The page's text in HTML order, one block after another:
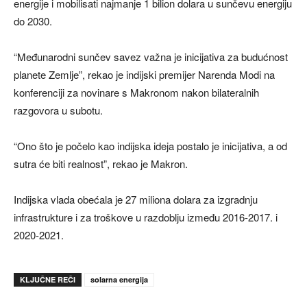
energije i mobilisati najmanje 1 bilion dolara u sunčevu energiju
do 2030.
“Međunarodni sunčev savez važna je inicijativa za budućnost
planete Zemlje”, rekao je indijski premijer Narenda Modi na
konferenciji za novinare s Makronom nakon bilateralnih
razgovora u subotu.
“Ono što je počelo kao indijska ideja postalo je inicijativa, a od
sutra će biti realnost”, rekao je Makron.
Indijska vlada obećala je 27 miliona dolara za izgradnju
infrastrukture i za troškove u razdoblju između 2016-2017. i
2020-2021.
KLJUČNE REČI solarna energija